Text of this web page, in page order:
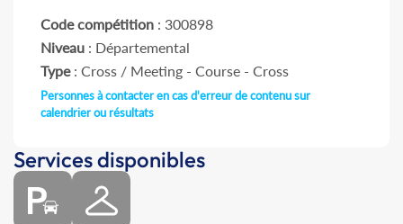
Code compétition : 300898
Niveau : Départemental
Type: Cross / Meeting - Course - Cross
Personnes à contacter en cas d'erreur de contenu sur
calendrier ou résultats
Services disponibles